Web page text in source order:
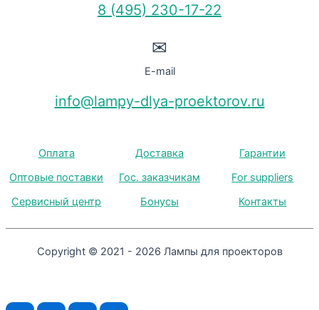
8 (495) 230-17-22
✉
E-mail
info@lampy-dlya-proektorov.ru
Оплата Доставка
Гарантии
Оптовые поставки
Гос. заказчикам
For suppliers
Сервисный центр
Бонусы Контакты
Copyright © 2021 - 2026 Лампы для проекторов